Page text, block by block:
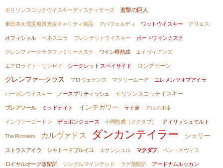
モリソンスコッチウイスキーディスティラーズ
進撃の巨人
東日本大震災復興支援チャリティ製品 アバフェルディ ワットウイスキー
アリエス
オフィシャル
ベネズエラ ブレンデットウイスキー
ポートワインカスク
グレンファークラスファミリーカスク
ワイン樽熟成
エイヴィアンズ
エアロライト・リンゼイ
シークレット スペイサイド ロングモーン
グレンファークラス プロヴェナンス マクリームーア
エレメンツオブアイラ
バーボンウイスキー
ノースブリティッシュ モリソンスコッチイスキー
ブレアソール ミッドナイト インチガワー ライ麦
アルカポネ
インヴァーゴードン
デュポンジュース 小樽熟成（オクタブ） アイリッシュモルト
The Pioneers カルヴァドス ダンカンテイラー シェリー
ストラスアイラ シャトードブルイユ エサンシエル マクダフ
ベン・ネヴィス
ロイヤルオーク蒸留所
シングルマインデッド ラグ蒸留所 アードナムルッカン